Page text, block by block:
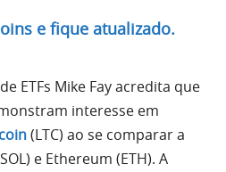
e fique atualizado.
ETFs Mike Fay acredita que
interesse em
(LTC) ao se comparar a
e Ethereum (ETH). A